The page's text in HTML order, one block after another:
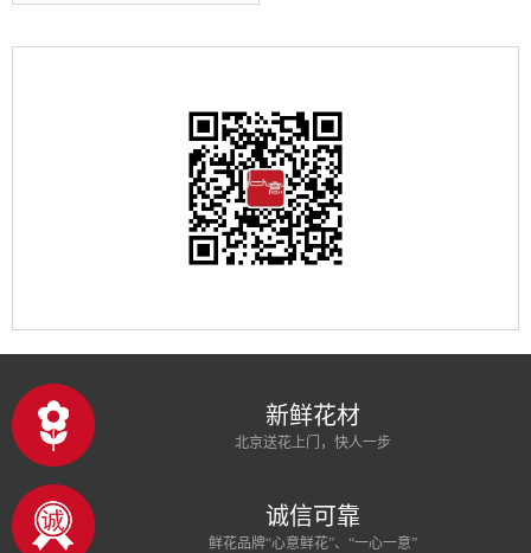
新鲜花材
北京送花上门，快人一步
诚信可靠
鲜花品牌“心意鲜花”、“一心一意”